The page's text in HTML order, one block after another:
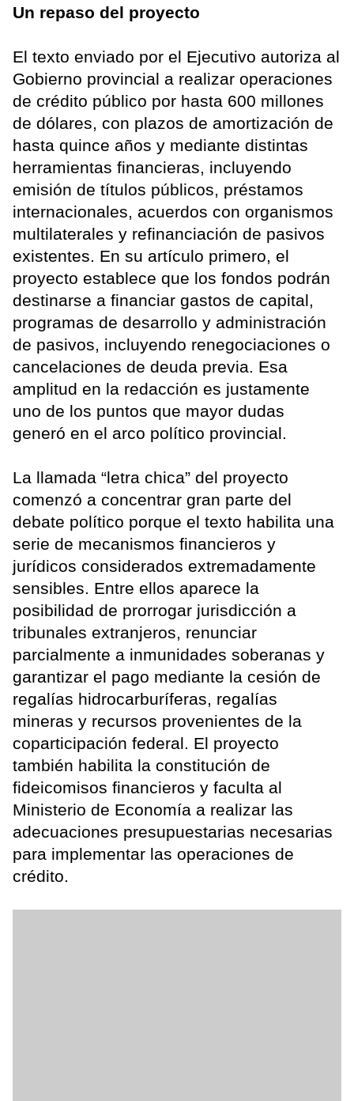
Un repaso del proyecto
El texto enviado por el Ejecutivo autoriza al
Gobierno provincial a realizar operaciones
de crédito público por hasta 600 millones
de dólares, con plazos de amortización de
hasta quince años y mediante distintas
herramientas financieras, incluyendo
emisión de títulos públicos, préstamos
internacionales, acuerdos con organismos
multilaterales y refinanciación de pasivos
existentes. En su artículo primero, el
proyecto establece que los fondos podrán
destinarse a financiar gastos de capital,
programas de desarrollo y administración
de pasivos, incluyendo renegociaciones o
cancelaciones de deuda previa. Esa
amplitud en la redacción es justamente
uno de los puntos que mayor dudas
generó en el arco político provincial.
La llamada “letra chica” del proyecto
comenzó a concentrar gran parte del
debate político porque el texto habilita una
serie de mecanismos financieros y
jurídicos considerados extremadamente
sensibles. Entre ellos aparece la
posibilidad de prorrogar jurisdicción a
tribunales extranjeros, renunciar
parcialmente a inmunidades soberanas y
garantizar el pago mediante la cesión de
regalías hidrocarburíferas, regalías
mineras y recursos provenientes de la
coparticipación federal. El proyecto
también habilita la constitución de
fideicomisos financieros y faculta al
Ministerio de Economía a realizar las
adecuaciones presupuestarias necesarias
para implementar las operaciones de
crédito.